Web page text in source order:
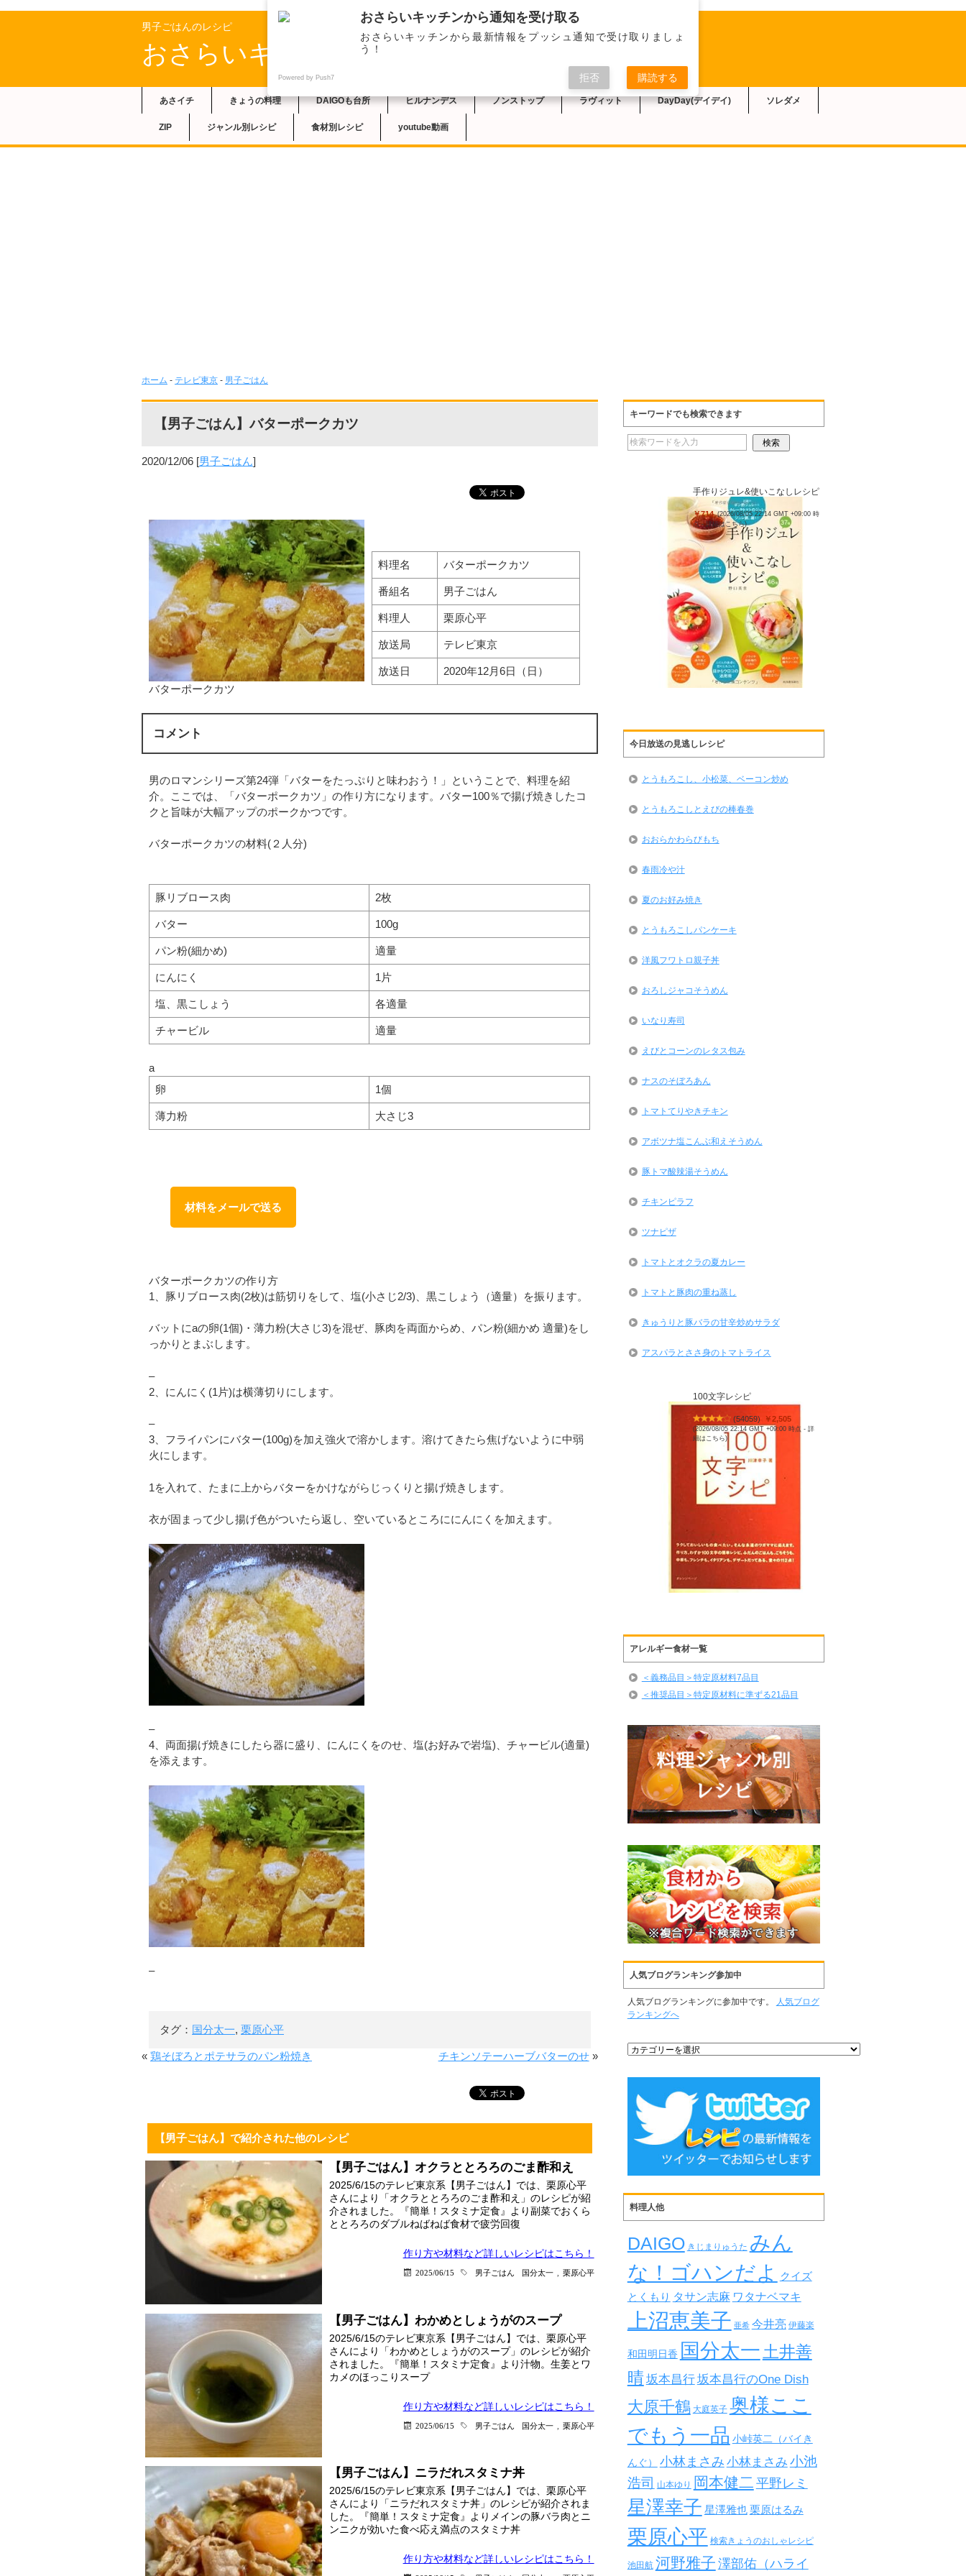
男子ごはんのレシピ
おさらいキッチン
あさイチ きょうの料理 DAIGOも台所 ヒルナンデス ノンストップ ラヴィット DayDay(デイデイ) ソレダメ
ZIP ジャンル別レシピ 食材別レシピ youtube動画
ホーム - テレビ東京 - 男子ごはん
【男子ごはん】バターポークカツ
2020/12/06 [男子ごはん]
バターポークカツ
料理名 バターポークカツ
番組名 男子ごはん
料理人 栗原心平
放送局 テレビ東京
放送日 2020年12月6日（日）
コメント
男のロマンシリーズ第24弾「バターをたっぷりと味わおう！」ということで、料理を紹
介。ここでは、「バターポークカツ」の作り方になります。バター100％で揚げ焼きしたコ
クと旨味が大幅アップのポークかつです。
バターポークカツの材料(２人分)
豚リブロース肉 2枚
バター 100g
パン粉(細かめ) 適量
にんにく 1片
塩、黒こしょう 各適量
チャービル 適量
a
卵
1個
薄力粉 大さじ3
材料をメールで送る
バターポークカツの作り方
1、豚リブロース肉(2枚)は筋切りをして、塩(小さじ2/3)、黒こしょう（適量）を振ります。
バットにaの卵(1個)・薄力粉(大さじ3)を混ぜ、豚肉を両面からめ、パン粉(細かめ 適量)をし
っかりとまぶします。
–
2、にんにく(1片)は横薄切りにします。
–
3、フライパンにバター(100g)を加え強火で溶かします。溶けてきたら焦げないように中弱
火にします。
1を入れて、たまに上からバターをかけながらじっくりと揚げ焼きします。
衣が固まって少し揚げ色がついたら返し、空いているところににんにくを加えます。
–
4、両面揚げ焼きにしたら器に盛り、にんにくをのせ、塩(お好みで岩塩)、チャービル(適量)
を添えます。
–
タグ： 国分太一, 栗原心平
« 鶏そぼろとポテサラのパン粉焼き チキンソテーハーブバターのせ»
【男子ごはん】で紹介された他のレシピ
【男子ごはん】オクラととろろのごま酢和え
2025/6/15のテレビ東京系【男子ごはん】では、栗原心平
さんにより「オクラととろろのごま酢和え」のレシピが紹
介されました。『簡単！スタミナ定食』より副菜でおくら
ととろろのダブルねばねば食材で疲労回復
作り方や材料など詳しいレシピはこちら！
2025/06/15 男子ごはん 国分太一 栗原心平
【男子ごはん】わかめとしょうがのスープ
2025/6/15のテレビ東京系【男子ごはん】では、栗原心平
さんにより「わかめとしょうがのスープ」のレシピが紹介
されました。『簡単！スタミナ定食』より汁物。生姜とワ
カメのほっこりスープ
作り方や材料など詳しいレシピはこちら！
2025/06/15 男子ごはん 国分太一 栗原心平
【男子ごはん】ニラだれスタミナ丼
2025/6/15のテレビ東京系【男子ごはん】では、栗原心平
さんにより「ニラだれスタミナ丼」のレシピが紹介されま
した。『簡単！スタミナ定食』よりメインの豚バラ肉とニ
ンニクが効いた食べ応え満点のスタミナ丼
作り方や材料など詳しいレシピはこちら！
キーワードでも検索できます
手作りジュレ&使いこなしレシピ
￥714 (2026/08/05 22:14 GMT +09:00 時
点 -詳細はこちら)
今日放送の見逃しレシピ
とうもろこし、小松菜、ベーコン炒め
とうもろこしとえびの棒春巻
おおらかわらびもち
春雨冷や汁
夏のお好み焼き
とうもろこしパンケーキ
洋風フワトロ親子丼
おろしジャコそうめん
いなり寿司
えびとコーンのレタス包み
ナスのそぼろあん
トマトてりやきチキン
アボツナ塩こんぶ和えそうめん
豚トマ酸辣湯そうめん
チキンピラフ
ツナピザ
トマトとオクラの夏カレー
トマトと豚肉の重ね蒸し
きゅうりと豚バラの甘辛炒めサラダ
アスパラとささ身のトマトライス
100文字レシピ
(54059) ￥2,505
(2026/08/05 22:14 GMT +09:00 時点 -詳
細はこちら)
アレルギー食材一覧
＜義務品目＞特定原材料7品目
＜推奨品目＞特定原材料に準ずる21品目
人気ブログランキング参加中
人気ブログランキングに参加中です。
人気ブログ
ランキングへ
料理人他
DAIGO きじまりゅうた みん
な！ゴハンだよ
クイズ
とくもり タサン志麻 ワタナベマキ
上沼恵美子 亜希 今井亮 伊藤楽
和田明日香 国分太一土井善
晴坂本昌行坂本昌行のOne Dish
大原千鶴 大庭英子 奥様ここ
でもう一品 小峠英二（バイき
んぐ） 小林まさみ 小林まさみ 小池
浩司 山本ゆり 岡本健二 平野レミ
星澤幸子 星澤雅也 栗原はるみ
栗原心平 検索きょうのおしゃレシピ
池田航 河野雅子 澤部佑（ハライ
おさらいキッチンから通知を受け取る
おさらいキッチンから最新情報をプッシュ通知で受け取りましょ
う！
Powered by Push7 拒否 購読する